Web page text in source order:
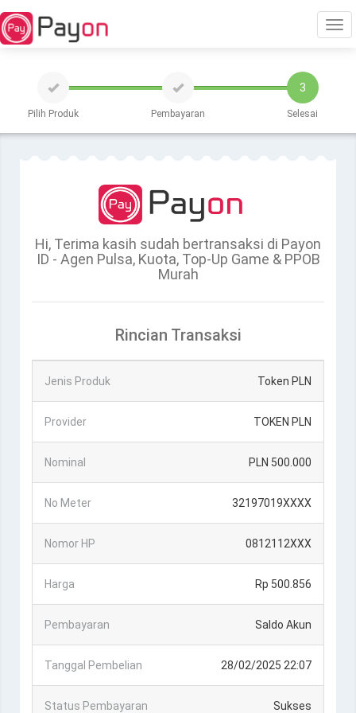
Pilih Produk Pembayaran
3
Selesai
Hi, Terima kasih sudah bertransaksi di Payon
ID - Agen Pulsa, Kuota, Top-Up Game & PPOB
Murah
Rincian Transaksi
Jenis Produk Token PLN
Provider TOKEN PLN
Nominal PLN 500.000
No Meter 32197019XXXX
Nomor HP 0812112XXX
Harga Rp 500.856
Pembayaran Saldo Akun
Tanggal Pembelian 28/02/2025 22:07
Status Pembayaran Sukses